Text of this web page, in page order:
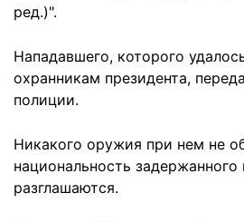
ред.)".
Нападавшего, которого
охранникам президента,
полиции.
Никакого оружия при нем не
национальность задержанного
разглашаются.